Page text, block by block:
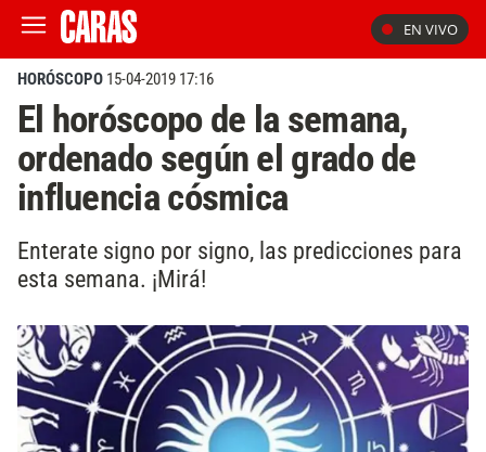
EN VIVO
HORÓSCOPO 15-04-2019 17:16
El horóscopo de la semana,
ordenado según el grado de
influencia cósmica
Enterate signo por signo, las predicciones para
esta semana. ¡Mirá!